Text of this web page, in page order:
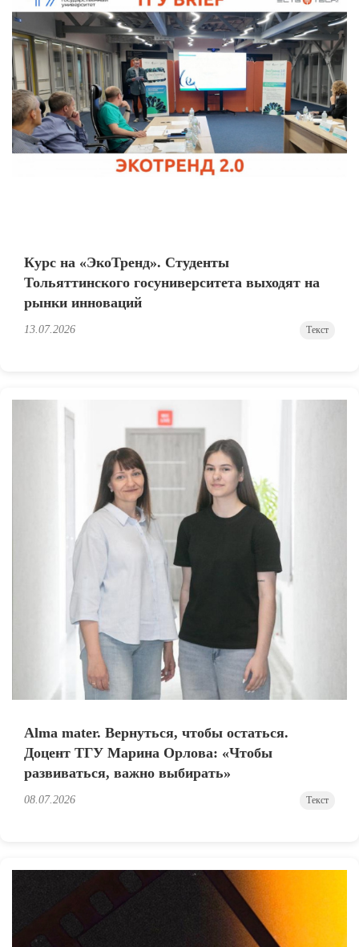
Курс на «ЭкоТренд». Студенты
Тольяттинского госуниверситета выходят на
рынки инноваций
13.07.2026 Текст
Alma mater. Вернуться, чтобы остаться.
Доцент ТГУ Марина Орлова: «Чтобы
развиваться, важно выбирать»
08.07.2026 Текст